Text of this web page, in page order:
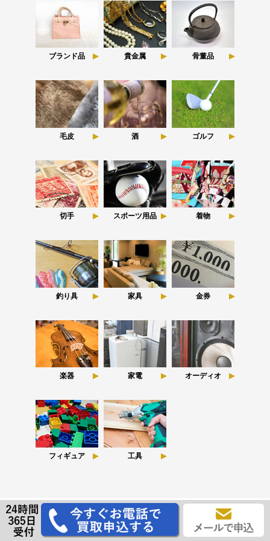
ブランド品 貴金属 骨董品
毛皮 酒 ゴルフ
切手 スポーツ用品 着物
釣り具 家具 金券
楽器 家電 オーディオ
フィギュア 工具